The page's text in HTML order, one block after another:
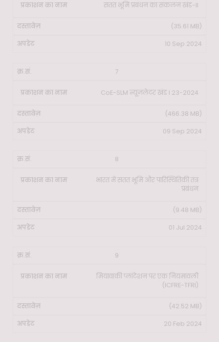
सतत भूमि प्रबंधन का संकलन खंड-II
(35.61 MB)
10 Sep 2024
7
CoE-SLM न्यूज़लेटर खंड I 23-2024
(466.38 MB)
09 Sep 2024
8
भारत में सतत भूमि और पारिस्थितिकी तंत्र
प्रबंधन
(9.48 MB)
01 Jul 2024
9
मियावाकी प्लांटेशन पर एक नियमावली
(ICFRE-TFRI)
(42.52 MB)
20 Feb 2024